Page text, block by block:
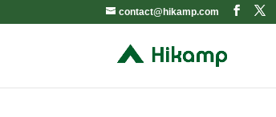
contact@hikamp.com